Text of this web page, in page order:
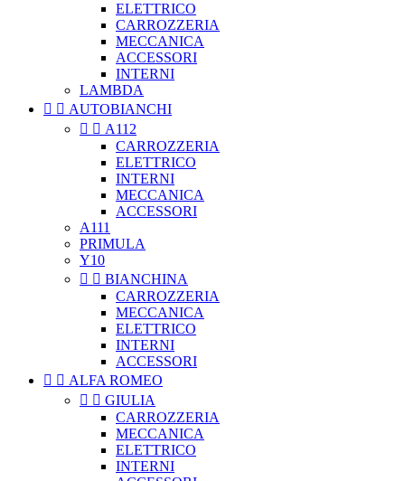
ELETTRICO
CARROZZERIA
MECCANICA
ACCESSORI
INTERNI
LAMBDA
  AUTOBIANCHI
  A112
CARROZZERIA
ELETTRICO
INTERNI
MECCANICA
ACCESSORI
A111
PRIMULA
Y10
  BIANCHINA
CARROZZERIA
MECCANICA
ELETTRICO
INTERNI
ACCESSORI
  ALFA ROMEO
  GIULIA
CARROZZERIA
MECCANICA
ELETTRICO
INTERNI